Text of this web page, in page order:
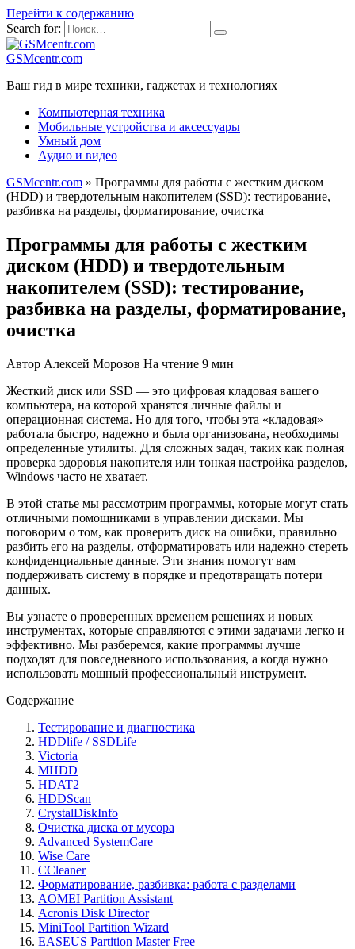
Перейти к содержанию
Search for:
GSMcentr.com
Ваш гид в мире техники, гаджетах и технологиях
Компьютерная техника
Мобильные устройства и аксессуары
Умный дом
Аудио и видео
GSMcentr.com » Программы для работы с жестким диском
(HDD) и твердотельным накопителем (SSD): тестирование,
разбивка на разделы, форматирование, очистка
Программы для работы с жестким
диском (HDD) и твердотельным
накопителем (SSD): тестирование,
разбивка на разделы, форматирование,
очистка
Автор Алексей Морозов На чтение 9 мин
Жесткий диск или SSD — это цифровая кладовая вашего
компьютера, на которой хранятся личные файлы и
операционная система. Но для того, чтобы эта «кладовая»
работала быстро, надежно и была организована, необходимы
определенные утилиты. Для сложных задач, таких как полная
проверка здоровья накопителя или тонкая настройка разделов,
Windows часто не хватает.
В этой статье мы рассмотрим программы, которые могут стать
отличными помощниками в управлении дисками. Мы
поговорим о том, как проверить диск на ошибки, правильно
разбить его на разделы, отформатировать или надежно стереть
конфиденциальные данные. Эти знания помогут вам
поддерживать систему в порядке и предотвращать потери
данных.
Вы узнаете о проверенных временем решениях и новых
инструментах, которые справляются с этими задачами легко и
эффективно. Мы разберемся, какие программы лучше
подходят для повседневного использования, а когда нужно
использовать мощный профессиональный инструмент.
Содержание
Тестирование и диагностика
HDDlife / SSDLife
Victoria
MHDD
HDAT2
HDDScan
CrystalDiskInfo
Очистка диска от мусора
Advanced SystemCare
Wise Care
CCleaner
Форматирование, разбивка: работа с разделами
AOMEI Partition Assistant
Acronis Disk Director
MiniTool Partition Wizard
EASEUS Partition Master Free